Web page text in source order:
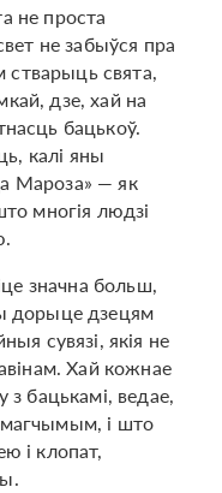
не проста
не забыўся пра
стварыць свята,
дзе, хай на
бацькоў.
калі яны
Мароза» — як
многія людзі
значна больш,
дорыце дзецям
сувязі, якія не
Хай кожнае
з бацькамі, ведае,
і што
і клопат,